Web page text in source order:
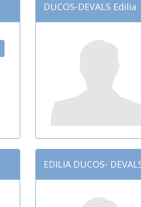
DUCOS-DEVALS Edilia
EDILIA DUCOS-